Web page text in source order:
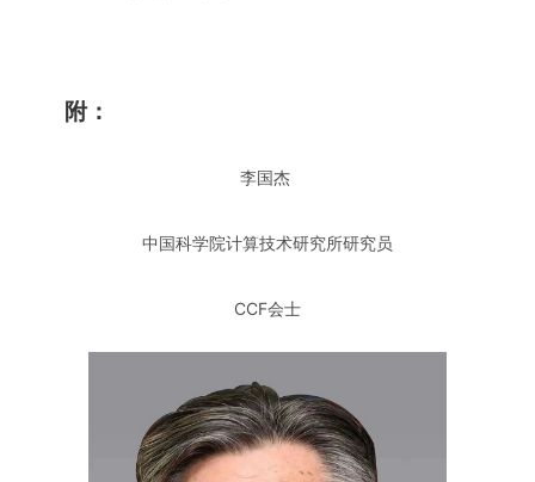
附：
李国杰
中国科学院计算技术研究所研究员
CCF会士